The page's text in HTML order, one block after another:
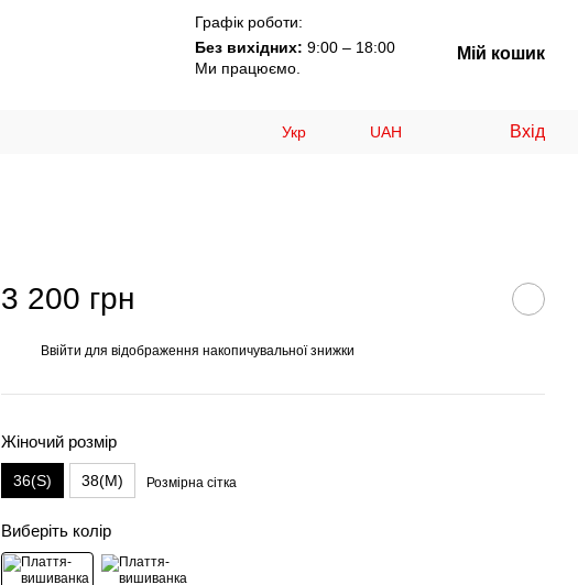
Графік роботи:
Без вихідних: 9:00 – 18:00
Ми працюємо.
Мій кошик
Укр UAH Вхід
3 200 грн
Ввійти для відображення накопичувальної знижки
Жіночий розмір
36(S) 38(M) Розмірна сітка
Виберіть колір